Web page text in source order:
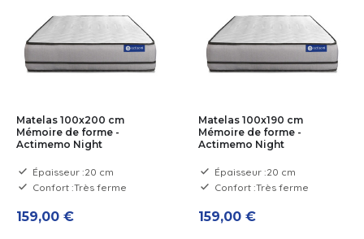
Matelas 100x200 cm
Mémoire de forme -
Actimemo Night
Épaisseur :20 cm
Confort :Très ferme
159,00 €
Matelas 100x190 cm
Mémoire de forme -
Actimemo Night
Épaisseur :20 cm
Confort :Très ferme
159,00 €